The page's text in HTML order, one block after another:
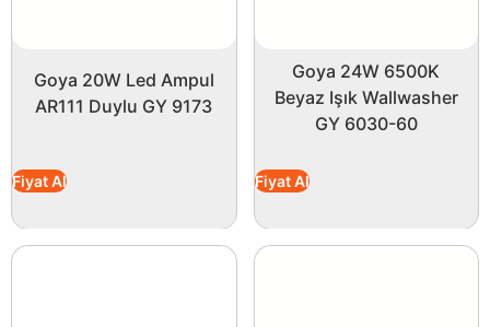
Goya 20W Led Ampul
AR111 Duylu GY 9173
Fiyat Al
Goya 24W 6500K
Beyaz Işık Wallwasher
GY 6030-60
Fiyat Al